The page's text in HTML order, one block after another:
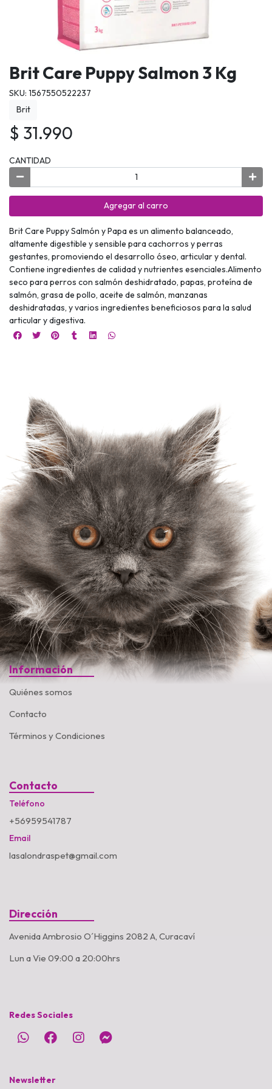
Brit Care Puppy Salmon 3 Kg
SKU: 1567550522237
Brit
$ 31.990
CANTIDAD
Agregar al carro
Brit Care Puppy Salmón y Papa es un alimento balanceado,
altamente digestible y sensible para cachorros y perras
gestantes, promoviendo el desarrollo óseo, articular y dental.
Contiene ingredientes de calidad y nutrientes esenciales.Alimento
seco para perros con salmón deshidratado, papas, proteína de
salmón, grasa de pollo, aceite de salmón, manzanas
deshidratadas, y varios ingredientes beneficiosos para la salud
articular y digestiva.
Información
Quiénes somos
Contacto
Términos y Condiciones
Contacto
Teléfono
+56959541787
Email
lasalondraspet@gmail.com
Dirección
Avenida Ambrosio O´Higgins 2082 A, Curacaví
Lun a Vie 09:00 a 20:00hrs
Redes Sociales
Newsletter